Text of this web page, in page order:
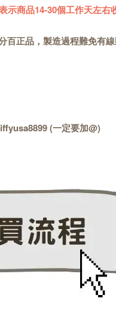
示商品14-30個工作天左
百正品，製造過程難免有
(一定要加@)